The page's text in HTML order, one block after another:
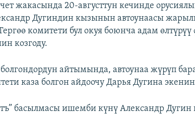
жакасында 20-августтун кечинде
Дугиндин кызынын автоунаасы
комитети бул окуя боюнча адам
козгоду.
болгондордун айтымында, автоунаа жүрүп
каза болгон айдоочу Дарья Дугина
басылмасы ишемби күнү Александр